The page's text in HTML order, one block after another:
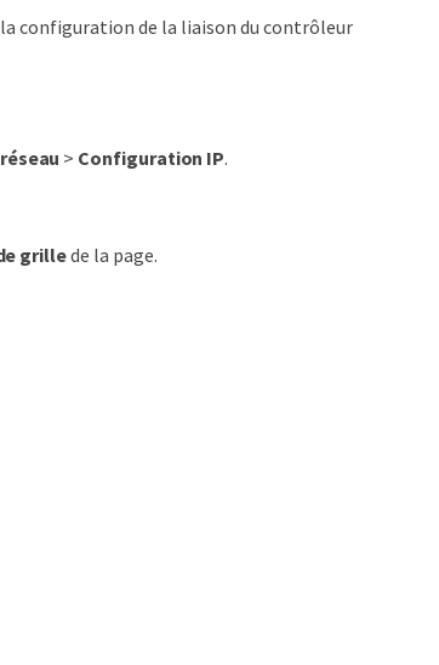
configuration de la liaison du contrôleur
> Configuration IP.
grillede la page.